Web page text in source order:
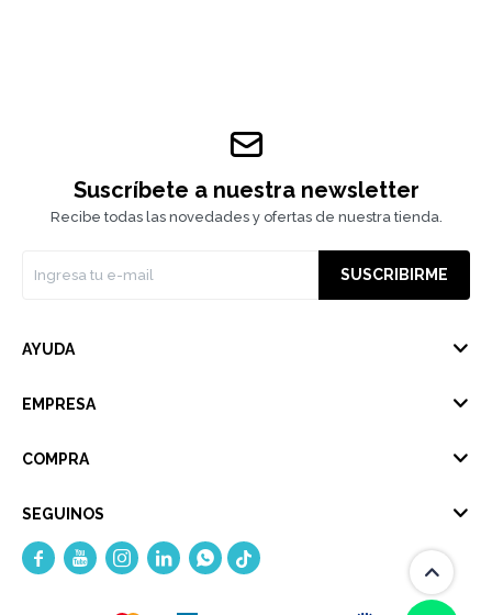
Suscríbete a nuestra newsletter
Recibe todas las novedades y ofertas de nuestra tienda.
SUSCRIBIRME
AYUDA
EMPRESA
COMPRA
SEGUINOS
    